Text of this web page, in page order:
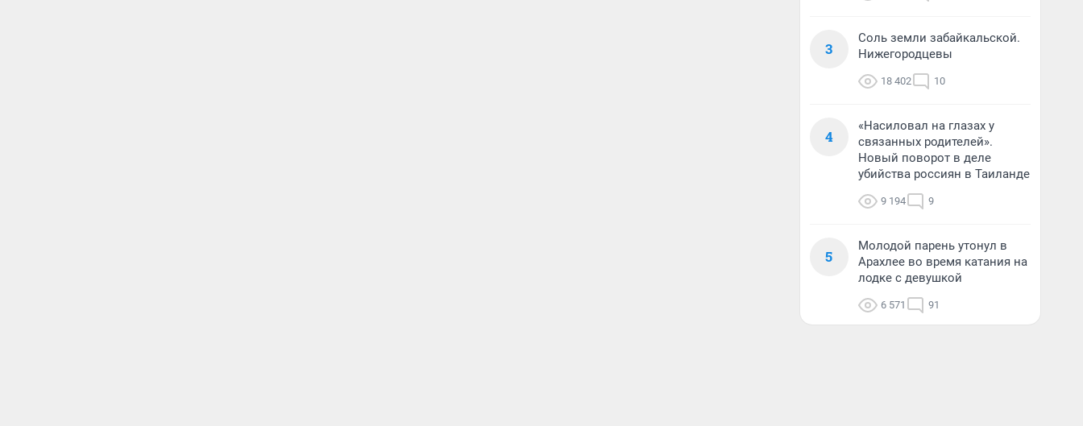
3
Соль земли забайкальской.
Нижегородцевы
18 402 10
4
«Насиловал на глазах у
связанных родителей».
Новый поворот в деле
убийства россиян в Таиланде
9 194 9
5
Молодой парень утонул в
Арахлее во время катания на
лодке с девушкой
6 571 91